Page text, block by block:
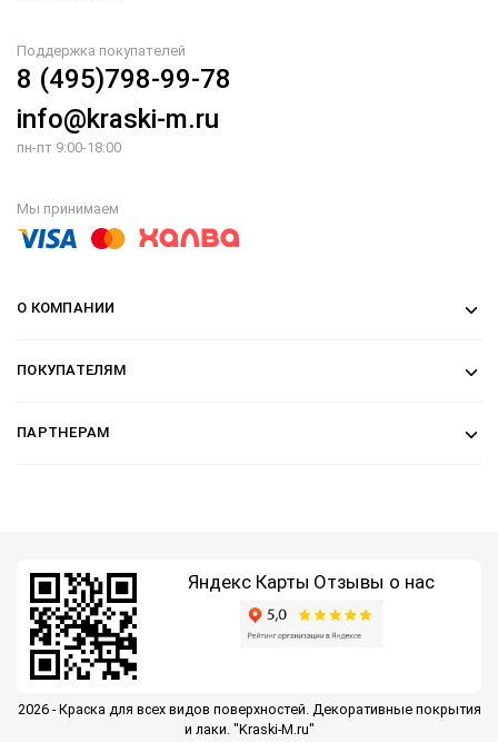
Поддержка покупателей
8 (495)798-99-78
info@kraski-m.ru
пн-пт 9:00-18:00
Мы принимаем
О КОМПАНИИ
ПОКУПАТЕЛЯМ
ПАРТНЕРАМ
Яндекс Карты Отзывы о нас
2026 - Краска для всех видов поверхностей. Декоративные покрытия
и лаки. "Kraski-M.ru"